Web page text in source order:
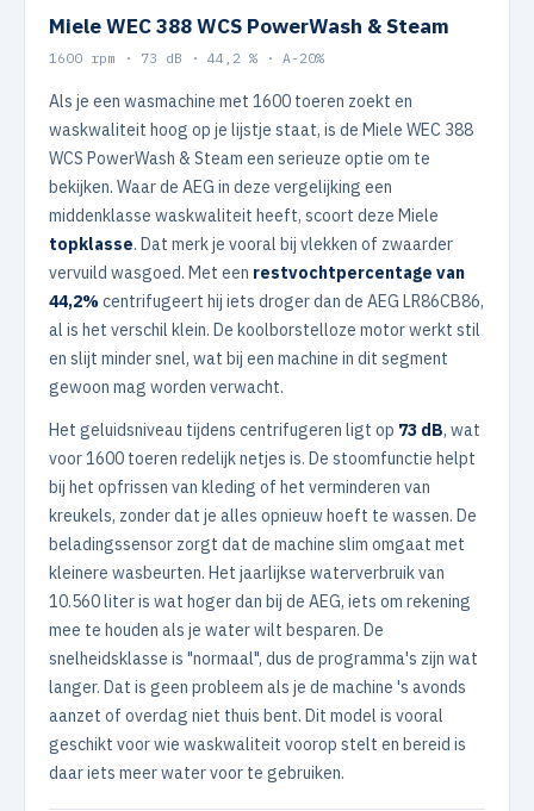
Miele WEC 388 WCS PowerWash & Steam
1600 rpm · 73 dB · 44,2 % · A-20%
Als je een wasmachine met 1600 toeren zoekt en
waskwaliteit hoog op je lijstje staat, is de Miele WEC 388
WCS PowerWash & Steam een serieuze optie om te
bekijken. Waar de AEG in deze vergelijking een
middenklasse waskwaliteit heeft, scoort deze Miele
topklasse. Dat merk je vooral bij vlekken of zwaarder
vervuild wasgoed. Met een restvochtpercentage van
44,2%centrifugeert hij iets droger dan de AEG LR86CB86,
al is het verschil klein. De koolborstelloze motor werkt stil
en slijt minder snel, wat bij een machine in dit segment
gewoon mag worden verwacht.
Het geluidsniveau tijdens centrifugeren ligt op 73 dB, wat
voor 1600 toeren redelijk netjes is. De stoomfunctie helpt
bij het opfrissen van kleding of het verminderen van
kreukels, zonder dat je alles opnieuw hoeft te wassen. De
beladingssensor zorgt dat de machine slim omgaat met
kleinere wasbeurten. Het jaarlijkse waterverbruik van
10.560 liter is wat hoger dan bij de AEG, iets om rekening
mee te houden als je water wilt besparen. De
snelheidsklasse is "normaal", dus de programma's zijn wat
langer. Dat is geen probleem als je de machine 's avonds
aanzet of overdag niet thuis bent. Dit model is vooral
geschikt voor wie waskwaliteit voorop stelt en bereid is
daar iets meer water voor te gebruiken.